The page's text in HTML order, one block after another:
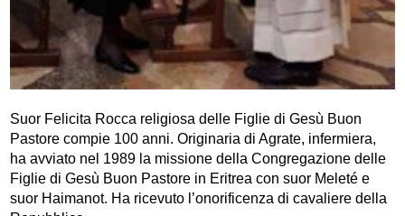
Suor Felicita Rocca religiosa delle Figlie di Gesù Buon
Pastore compie 100 anni. Originaria di Agrate, infermiera,
ha avviato nel 1989 la missione della Congregazione delle
Figlie di Gesù Buon Pastore in Eritrea con suor Meleté e
suor Haimanot. Ha ricevuto l’onorificenza di cavaliere della